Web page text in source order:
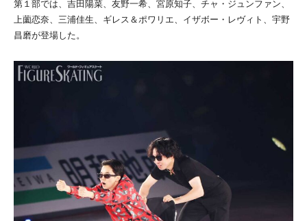
第１部では、吉田陽菜、友野一希、宮原知子、チャ・ジュンファン、
上薗恋奈、三浦佳生、ギレス＆ポワリエ、イザボー・レヴィト、宇野
昌磨が登場した。